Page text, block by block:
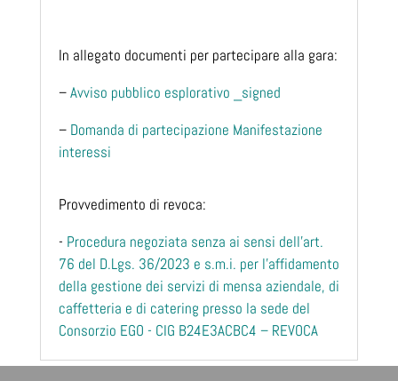
In allegato documenti per partecipare alla gara:
–Avviso pubblico esplorativo _signed
– Domanda di partecipazione Manifestazione
interessi
Provvedimento di revoca:
- Procedura negoziata senza ai sensi dell'art.
76 del D.Lgs. 36/2023 e s.m.i. per l'affidamento
della gestione dei servizi di mensa aziendale, di
caffetteria e di catering presso la sede del
Consorzio EGO - CIG B24E3ACBC4 – REVOCA